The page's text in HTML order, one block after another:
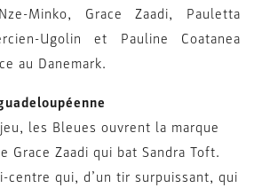
Minko, Grace Zaadi, Pauletta
Ugolin et Pauline Coatanea
au Danemark.
les Bleues ouvrent la marque
Grace Zaadi qui bat Sandra Toft.
centre qui, d’un tir surpuissant, qui